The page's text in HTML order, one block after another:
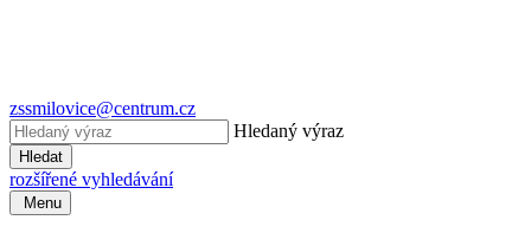
zssmilovice@centrum.cz
Hledaný výraz
Hledat
rozšířené vyhledávání
Menu